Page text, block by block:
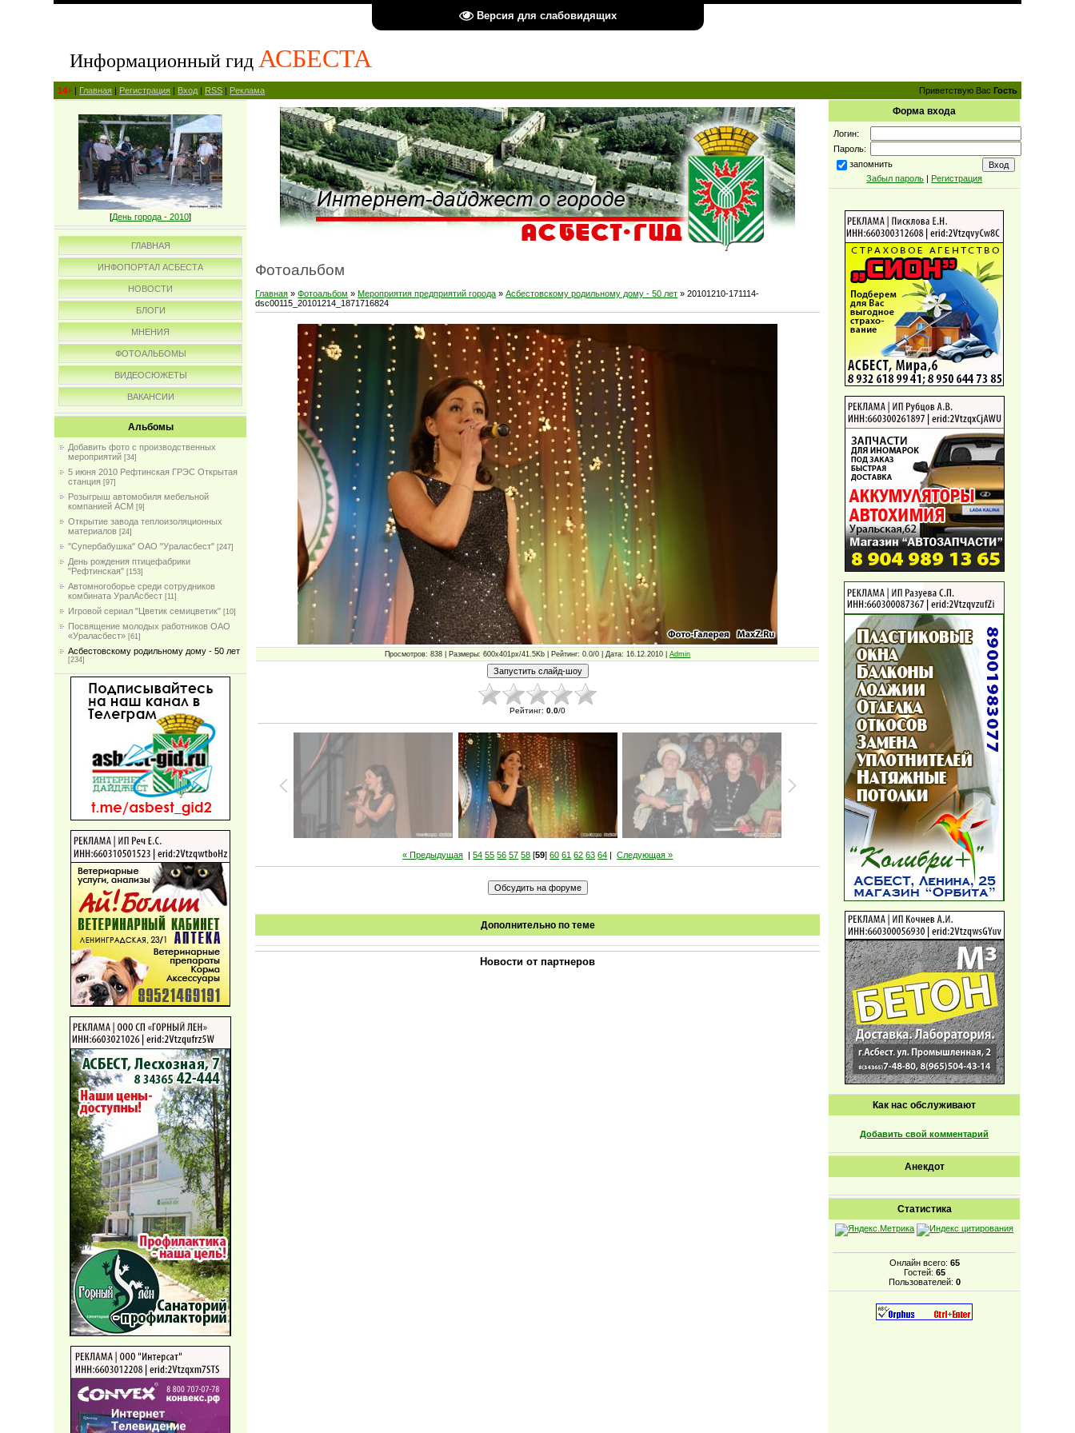
Версия для слабовидящих
Информационный гид АСБЕСТА
14+ | Главная | Регистрация | Вход | RSS | Реклама Приветствую Вас Гость
[День города - 2010]
ГЛАВНАЯ
ИНФОПОРТАЛ АСБЕСТА
НОВОСТИ
БЛОГИ
МНЕНИЯ
ФОТОАЛЬБОМЫ
ВИДЕОСЮЖЕТЫ
ВАКАНСИИ
Альбомы
Добавить фото с производственных
мероприятий [34]
5 июня 2010 Рефтинская ГРЭС Открытая
станция [97]
Розыгрыш автомобиля мебельной
компанией АСМ [9]
Открытие завода теплоизоляционных
материалов [24]
"Супербабушка" ОАО "Ураласбест" [247]
День рождения птицефабрики
"Рефтинская" [153]
Автомногоборье среди сотрудников
комбината УралАсбест [11]
Игровой сериал "Цветик семицветик" [10]
Посвящение молодых работников ОАО
«Ураласбест» [61]
Асбестовскому родильному дому - 50 лет
[234]
Фотоальбом
Главная »Фотоальбом »Мероприятия предприятий города »Асбестовскому родильному дому - 50 лет » 20101210-171114-
dsc00115_20101214_1871716824
Просмотров: 838 | Размеры: 600x401px/41.5Kb | Рейтинг: 0.0/0 | Дата: 16.12.2010 |Admin
Рейтинг: 0.0/0
« Предыдущая |54 55 56 57 58 [59]60 61 62 63 64 |Следующая »
Дополнительно по теме
Новости от партнеров
Форма входа
Логин:
Пароль:
запомнить
Забыл пароль | Регистрация
Как нас обслуживают
Добавить свой комментарий
Анекдот
Статистика
Онлайн всего: 65
Гостей: 65
Пользователей: 0